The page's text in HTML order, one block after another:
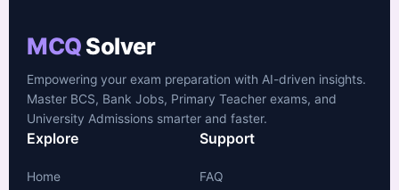
MCQSolver
Empowering your exam preparation with AI-driven insights.
Master BCS, Bank Jobs, Primary Teacher exams, and
University Admissions smarter and faster.
Explore
Home
Support
FAQ